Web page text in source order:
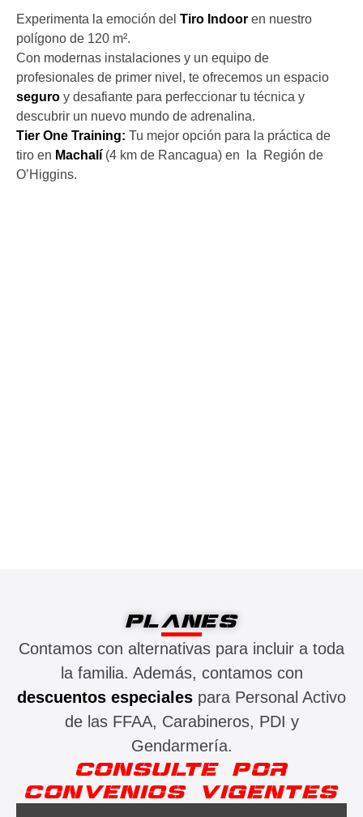
Experimenta la emoción del Tiro Indoor en nuestro
polígono de 120 m².
Con modernas instalaciones y un equipo de
profesionales de primer nivel, te ofrecemos un espacio
seguro y desafiante para perfeccionar tu técnica y
descubrir un nuevo mundo de adrenalina.
Tier One Training: Tu mejor opción para la práctica de
tiro en Machalí (4 km de Rancagua) en la Región de
O’Higgins.
PLANES
Contamos con alternativas para incluir a toda
la familia. Además, contamos con
descuentos especiales para Personal Activo
de las FFAA, Carabineros, PDI y
Gendarmería.
CONSULTE POR
CONVENIOS VIGENTES